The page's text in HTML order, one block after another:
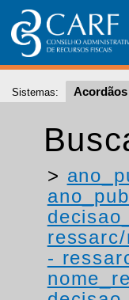
Sistemas: Acordãos
>
-